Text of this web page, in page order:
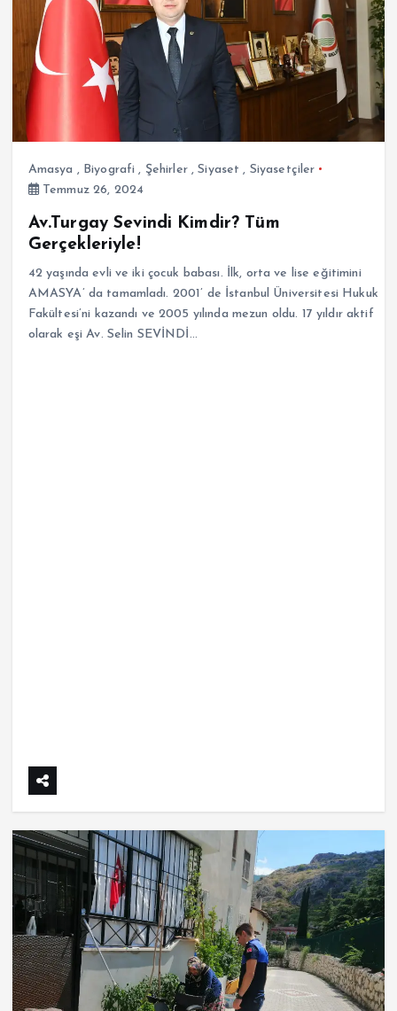
Amasya , Biyografi , Şehirler,Siyaset , Siyasetçiler
Temmuz 26, 2024
Av.Turgay Sevindi Kimdir? Tüm
Gerçekleriyle!
42 yaşında evli ve iki çocuk babası. İlk, orta ve lise eğitimini
AMASYA’ da tamamladı. 2001’ de İstanbul Üniversitesi Hukuk
Fakültesi’ni kazandı ve 2005 yılında mezun oldu. 17 yıldır aktif
olarak eşi Av. Selin SEVİNDİ…